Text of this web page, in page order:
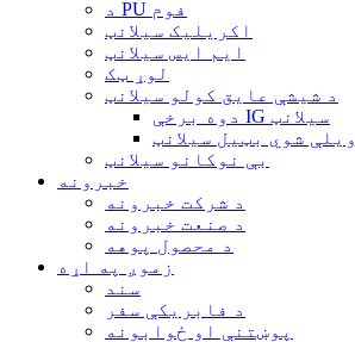
د PU فوم
اکریلیک سیلانټ
ایم ایس سیلانټ
لوړ ټک
د شیشې عایق کولو سیلانټ
دوه برخې IG سیلانټ
شوي بټیل سیلانټ
بې نوکانو سیلانټ
خبرونه
د شرکت خبرونه
د صنعت خبرونه
د محصول پوهه
زموږ په اړه
سند
د فابریکې سفر
پوښتنې او ځوابونه